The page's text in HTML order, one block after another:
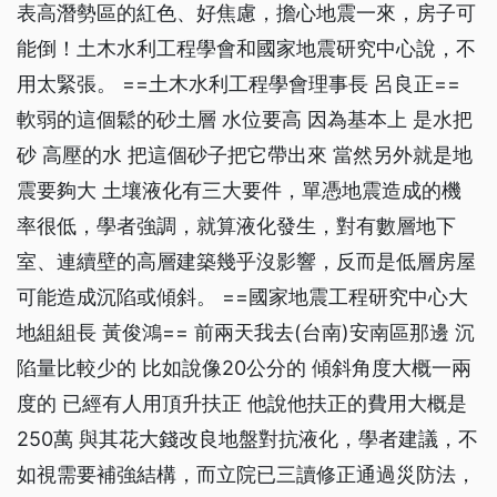
表高潛勢區的紅色、好焦慮，擔心地震一來，房子可
能倒！土木水利工程學會和國家地震研究中心說，不
用太緊張。 ==土木水利工程學會理事長 呂良正==
軟弱的這個鬆的砂土層 水位要高 因為基本上 是水把
砂 高壓的水 把這個砂子把它帶出來 當然另外就是地
震要夠大 土壤液化有三大要件，單憑地震造成的機
率很低，學者強調，就算液化發生，對有數層地下
室、連續壁的高層建築幾乎沒影響，反而是低層房屋
可能造成沉陷或傾斜。 ==國家地震工程研究中心大
地組組長 黃俊鴻== 前兩天我去(台南)安南區那邊 沉
陷量比較少的 比如說像20公分的 傾斜角度大概一兩
度的 已經有人用頂升扶正 他說他扶正的費用大概是
250萬 與其花大錢改良地盤對抗液化，學者建議，不
如視需要補強結構，而立院已三讀修正通過災防法，